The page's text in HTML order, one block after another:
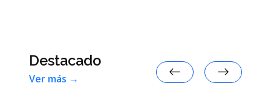
Destacado
Ver más →